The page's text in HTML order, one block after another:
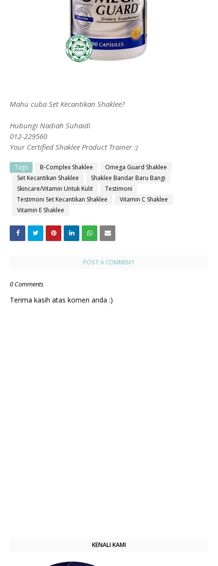
Mahu cuba Set Kecantikan Shaklee?
Hubungi Nadiah Suhaidi
012-229560
Your Certified Shaklee Product Trainer :)
Tags B-Complex Shaklee
Omega Guard Shaklee
Set Kecantikan Shaklee
Shaklee Bandar Baru Bangi
Skincare/Vitamin Untuk Kulit
Testimoni
Testimoni Set Kecantikan Shaklee
Vitamin C Shaklee
Vitamin E Shaklee
POST A COMMENT
0 Comments
Terima kasih atas komen anda :)
KENALI KAMI